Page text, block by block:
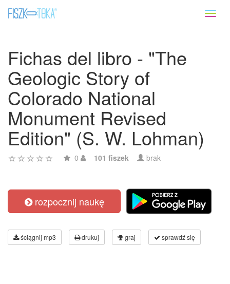
Fichas del libro - "The
Geologic Story of
Colorado National
Monument Revised
Edition" (S. W. Lohman)
0 101 fiszek brak
rozpocznij naukę
ściągnij mp3 drukuj graj sprawdź się